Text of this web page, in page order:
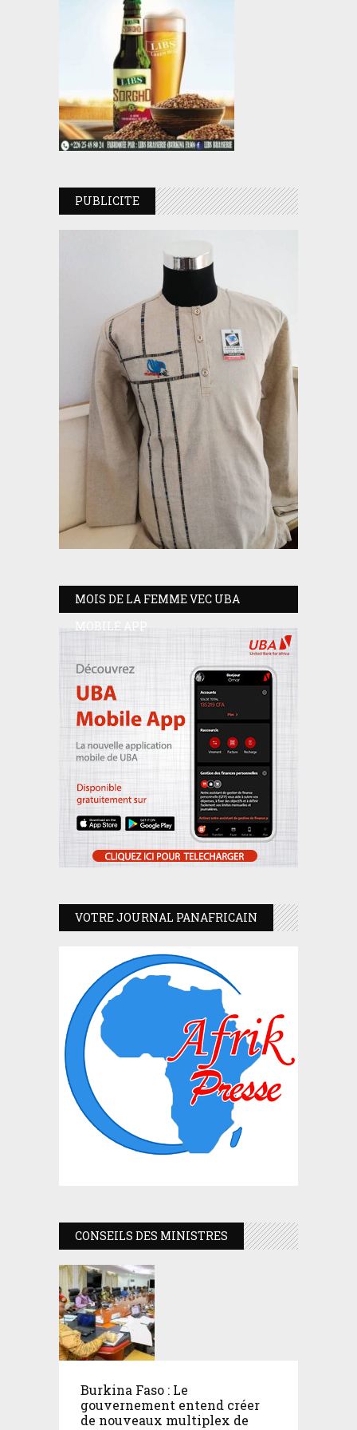
PUBLICITE
MOIS DE LA FEMME VEC UBA
MOBILE APP
VOTRE JOURNAL PANAFRICAIN
CONSEILS DES MINISTRES
Burkina Faso : Le
gouvernement entend créer
de nouveaux multiplex de